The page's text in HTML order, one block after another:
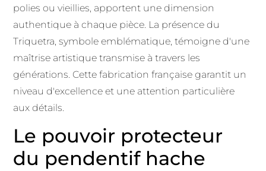
polies ou vieillies, apportent une dimension
authentique à chaque pièce. La présence du
Triquetra, symbole emblématique, témoigne d'une
maîtrise artistique transmise à travers les
générations. Cette fabrication française garantit un
niveau d'excellence et une attention particulière
aux détails.
Le pouvoir protecteur
du pendentif hache